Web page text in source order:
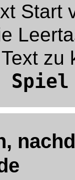
Start
zu